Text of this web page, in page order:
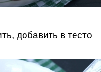
добавить в тесто